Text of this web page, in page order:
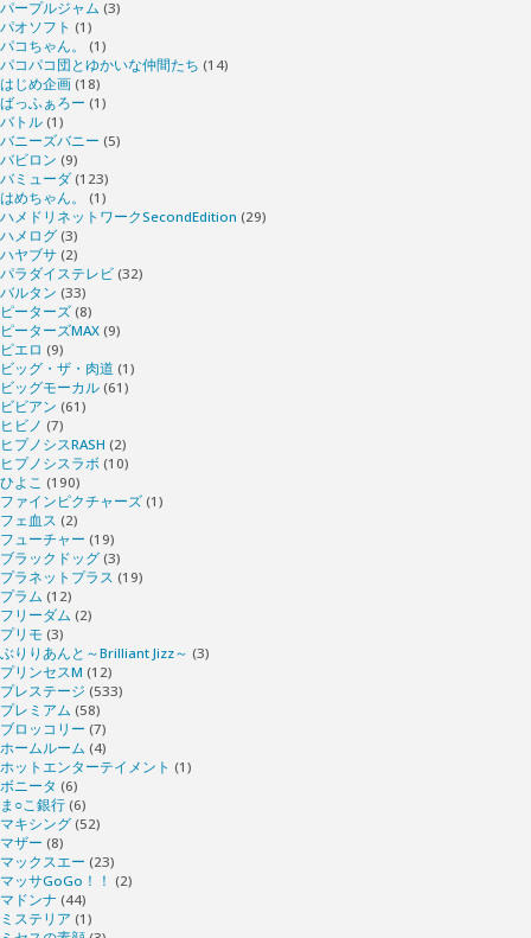
パープルジャム (3)
パオソフト (1)
パコちゃん。
(1)
パコパコ団とゆかいな仲間たち (14)
はじめ企画 (18)
ばっふぁろー (1)
バトル (1)
バニーズバニー (5)
バビロン (9)
バミューダ (123)
はめちゃん。
(1)
ハメドリネットワークSecondEdition (29)
ハメログ (3)
ハヤブサ (2)
パラダイステレビ (32)
バルタン (33)
ピーターズ (8)
ピーターズMAX (9)
ピエロ (9)
ビッグ・ザ・肉道 (1)
ビッグモーカル (61)
ビビアン (61)
ヒビノ (7)
ヒプノシスRASH (2)
ヒプノシスラボ (10)
ひよこ (190)
ファインピクチャーズ (1)
フェ血ス (2)
フューチャー (19)
ブラックドッグ (3)
プラネットプラス (19)
プラム (12)
フリーダム (2)
プリモ (3)
ぶりりあんと～Brilliant Jizz～ (3)
プリンセスM (12)
プレステージ (533)
プレミアム (58)
ブロッコリー (7)
ホームルーム (4)
ホットエンターテイメント (1)
ボニータ (6)
ま○こ銀行 (6)
マキシング (52)
マザー (8)
マックスエー (23)
マッサGoGo！！ (2)
マドンナ (44)
ミステリア (1)